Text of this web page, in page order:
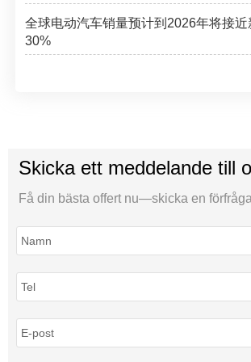
全球电动汽车销量预计到2026年将接近
30%
Skicka ett meddelande till
Få din bästa offert nu—skicka en